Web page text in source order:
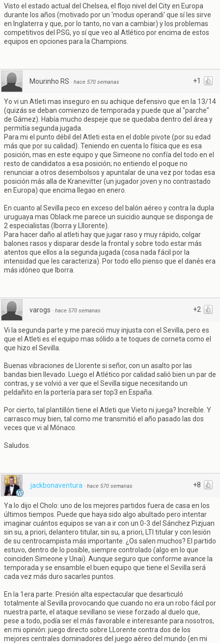
Visto el estado actual del Chelsea, el flojo nivel del City en Europa
durante los años (motivado por un 'modus operandi' que sí les sirve
en Inglaterra y que, por lo tanto, no van a cambiar) y los problemas
competitivos del PSG, yo sí que veo al Atlético por encima de estos
equipos en opciones para la Champions.
+1
Mourinho RS · hace 570 semanas
Yo vi un Atleti mas inseguro en su achique defensivo que en la 13/14
(quizás se deban comienzo de temporada y puede que al "parche"
de Gámez). Había mucho despeje que se quedaba dentro del área y
permitía segunda jugada.
Para mi el punto débil del Atleti esta en el doble pivote (por su edad
más que por su calidad). Teniendo en cuenta lo física que es esa
posición, mas en este equipo y que Simeone no confía del todo en el
resto de candidatos a esa posición; no entiendo el poque no
renunciar a otros desembolsos y apuntalar de una vez por todas esa
posición más alla de Kranevitter (un jugador joven y no contrastado
en Europa) que encima llegao en enero.
En cuanto al Sevilla peco en exceso del balón aéreo y contra la dupla
uruguaya mas Oblack me parece un suicidio aunque se disponga de
2 especialistas (Iborra y Lllorente).
Para hacer daño al atleti hay que jugar raso y muy rápido, colgar
balones rasos y disparar desde la frontal y sobre todo estar más
atentos que ellos a la segunda jugada (cosa nada fácil por la
intensidad que les caracteriza). Por todo ello pienso que el danés era
más idóneo que Iborra.
+2
varogs · hace 570 semanas
Vi la segunda parte y me pareció muy injusta con el Sevilla, pero es
que el Atleti es el equipo mas sólido a te toques de corneta como el
que hizo el Sevilla.
Buenas vibraciones de Llorente si señor, con un asalto por las
bandas bien llevado. Luego el Atlético por calidad salió bien un par de
contras, y se volvió a ver que el Sevilla sigue necesitando un
peldañito en la portería para ser top3 en España.
Por cierto, tal plantillón tiene el Atleti que Vieto ni juega? Increíble. Y
carrasco muy bien, tal como me transmitió el año pasado las dos
veces que vi al Mónaco.
Saludos.
+8
jackbonaventura · hace 570 semanas
Ya lo dijo el Cholo: uno de los mejores partidos fuera de casa en los
últimos tiempos. Puede que haya sido algo abultado pero intentar
imaginar cuántos equipos se van a ir con un 0-3 del Sánchez Pizjuan
sin su, a priori, delantero titular, sin su, a priori, LTI titular y con lesión
de su centrocampista más importante. ¿Os salen muchos? El partido
estuvo, dentro de lo posible, siempre controlado (algo en lo que
coinciden Simeone y Unai). Aunque seguro que conforme avance la
temporada y se ensamble el buen equipo que tiene el Sevilla será
cada vez más duro sacarles puntos.
En la 1era parte: Presión alta espectacular que desarticuló
totalmente al Sevilla provocando que cuando no era un robo fácil por
nuestra parte, el ataque sevillano se viese forzado al duelo que,
pese a todo, podía ser el más favorable e interesante para nosotros,
en mi opinión: juego directo sobre LLorente contra dos de los
mejores centrales dominadores del juego aéreo del mundo (en mi